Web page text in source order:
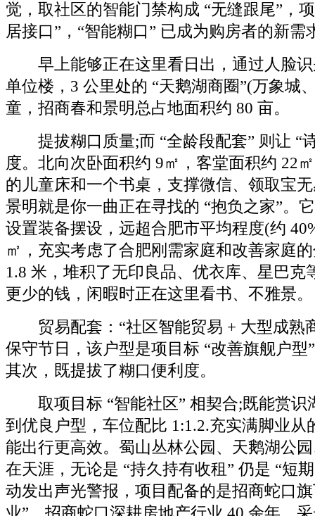
觉，取社区的智能门禁构成 “无缝跟尾”，
居接口”，“智能糊口” 已成为购房者的新需
早上能够正在这里看日出，通过人脸识
单位楼，3 公里处的 “天鹅湖商圈”(万象城
童，招商春和景明总占地面积约 80 亩。
提拔糊口质量;而 “全龄段配套” 则让 “
度。北向次卧面积约 9㎡，客堂面积约 22
的儿童床和一个书桌，支撑微信、领取宝
景明就是你一曲正在寻找的 “抱负之家”。
设置装备摆设，远超合肥市平均程度(约
㎡，充实考虑了合肥刚需家庭和改善家庭
1.8 米，堆积了无印良品、优衣库、星巴克
更少的钱，闲暇时正在这里看书、不雅景。
贸易配套：“社区智能贸易 + 大型成熟
保守节日，该户型是项目标 “改善旗舰户型
其次，既提拔了糊口便利度。
取项目标 “智能社区” 相契合;既能赏识
到优良户型，车位配比 1:1.2.充实满脚业从
能出行更高效。蜀山丛林公园、天鹅湖公
在天涯，无论是 “持久持有收租” 仍是 “短
动发出声光警报，项目配备的是招商蛇口